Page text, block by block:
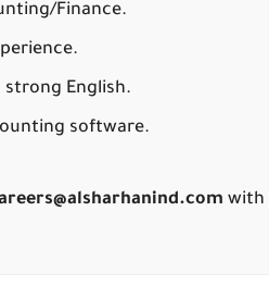
Finance.
strong English.
software.
with